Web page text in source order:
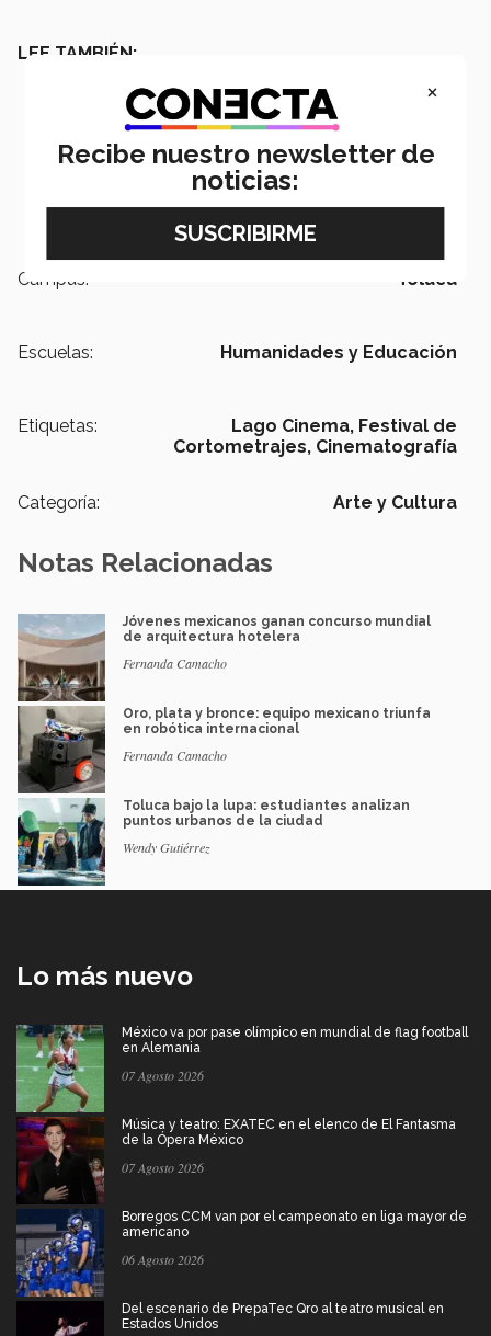
LEE TAMBIÉN:
Campus: Toluca
Escuelas: Humanidades y Educación
Etiquetas: Lago Cinema, Festival de
Cortometrajes, Cinematografía
Categoría: Arte y Cultura
Notas Relacionadas
Jóvenes mexicanos ganan concurso mundial
de arquitectura hotelera
Fernanda Camacho
Oro, plata y bronce: equipo mexicano triunfa
en robótica internacional
Fernanda Camacho
Toluca bajo la lupa: estudiantes analizan
puntos urbanos de la ciudad
Wendy Gutiérrez
Lo más nuevo
México va por pase olímpico en mundial de flag football
en Alemania
07 Agosto 2026
Música y teatro: EXATEC en el elenco de El Fantasma
de la Ópera México
07 Agosto 2026
Borregos CCM van por el campeonato en liga mayor de
americano
06 Agosto 2026
Del escenario de PrepaTec Qro al teatro musical en
Estados Unidos
×
Recibe nuestro newsletter de
noticias: